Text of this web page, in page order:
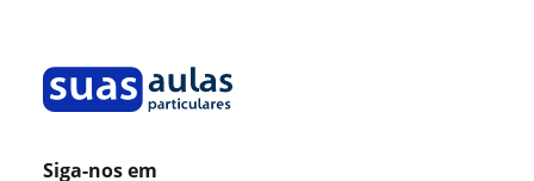
Siga-nos em